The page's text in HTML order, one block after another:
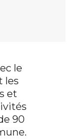
le
les
et
90